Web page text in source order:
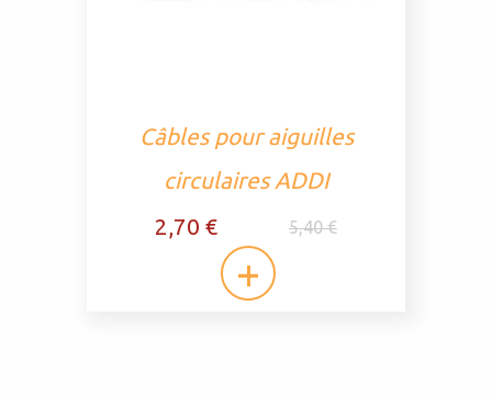
Câbles pour aiguilles
circulaires ADDI
2,70 €
5,40 €